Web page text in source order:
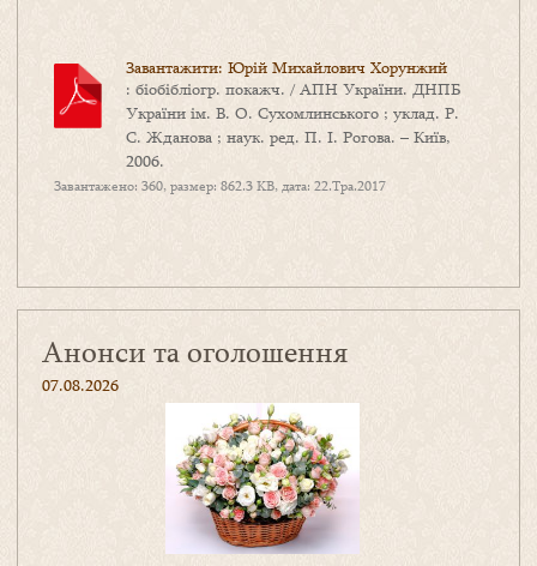
Завантажити: Юрій Михайлович Хорунжий
: біобібліогр. покажч. / АПН України. ДНПБ
України ім. В. О. Сухомлинського ; уклад. Р.
С. Жданова ; наук. ред. П. І. Рогова. – Київ,
2006.
Завантажено: 360, размер: 862.3 KB, дата: 22.Тра.2017
Анонси та оголошення
07.08.2026